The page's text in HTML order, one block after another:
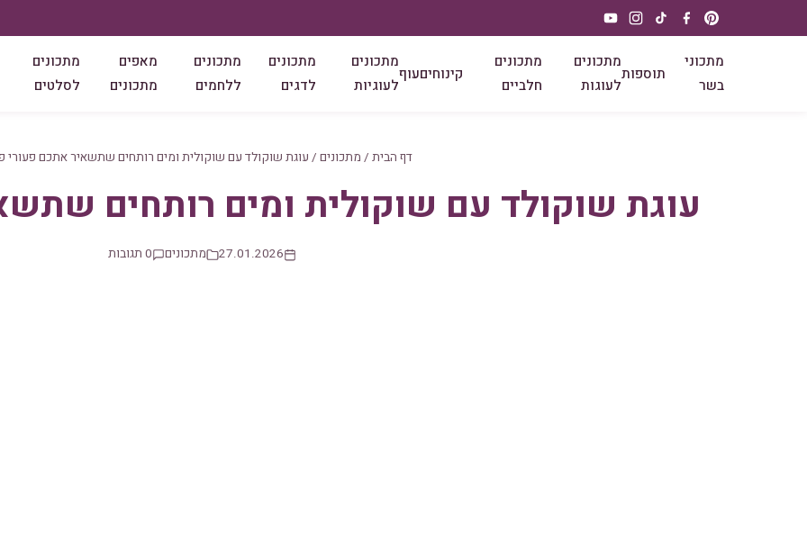
מתכוני
בשר
תוספות
מתכונים
לעוגות
מתכונים
חלביים
קינוחיםעוף
מתכונים
לעוגיות
מתכונים
לדגים
מתכונים
ללחמים
מאפים
מתכונים
מתכונים
לסלטים
דף הבית / מתכונים / עוגת שוקולד עם שוקולית ומים רותחים שתשאיר אתכם פעורי
עוגת שוקולד עם שוקולית ומים רותחים
27.01.2026 מתכונים 0 תגובות